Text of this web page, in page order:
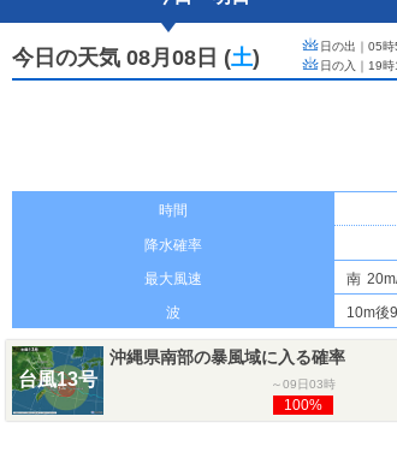
今日の天気 08月08日 (土) 日の出｜ 05時
日の入｜ 19
時間
降水確率
最大風速 南
波
10m後
台風13号
沖縄県南部の暴風域に入る確率
～09日03時
100%